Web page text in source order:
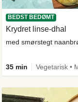
BEDST BEDØMT
Krydret linse-dhal
med smørstegt
35 min